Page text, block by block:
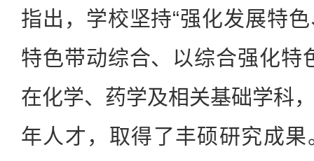
指出，学校坚持“强化发展特
特色带动综合、以综合强化特
在化学、药学及相关基础学科
年人才，取得了丰硕研究成